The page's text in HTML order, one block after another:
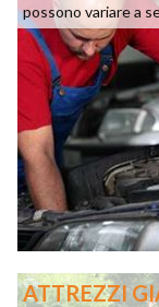
possono variare a
ATTREZZI